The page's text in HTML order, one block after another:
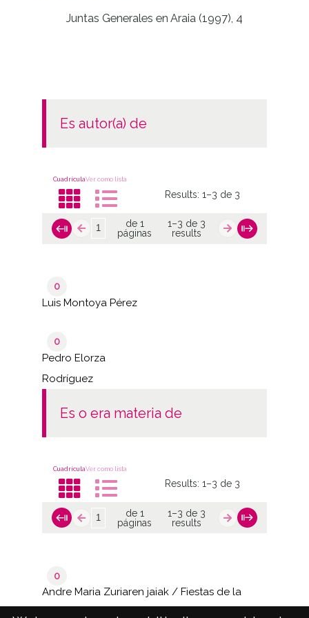
Juntas Generales en Araia (1997), 4
es autor(a) de
CuadrículaVer como lista
Results:1–3 de 3
de 1
páginas
1–3 de 3
results
0
Luis Montoya Pérez
0
Pedro Elorza
Rodríguez
es o era materia de
CuadrículaVer como lista
Results:1–3 de 3
de 1
páginas
1–3 de 3
results
0
Andre Maria Zuriaren jaiak / Fiestas de la